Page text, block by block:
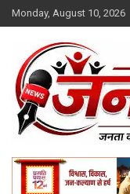
Skip
to
Monday, August 10, 2026
:: जनप्रचार ::